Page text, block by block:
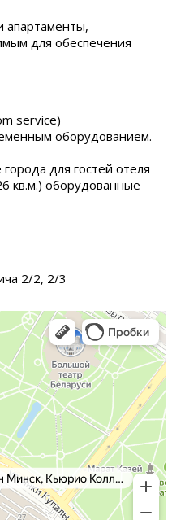
апартаменты,
для обеспечения
service)
оборудованием.
для гостей отеля
кв.м.) оборудованные
2/2, 2/3